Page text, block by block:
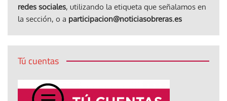
redes sociales, utilizando la etiqueta que señalamos en
la sección, o a participacion@noticiasobreras.es
Tú cuentas